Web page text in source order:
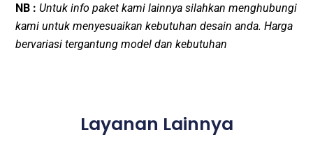
NB : Untuk info paket kami lainnya silahkan menghubungi
kami untuk menyesuaikan kebutuhan desain anda. Harga
bervariasi tergantung model dan kebutuhan
Layanan Lainnya